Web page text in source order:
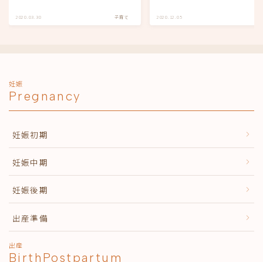
2020.03.30 子育て 2020.12.05
妊娠
Pregnancy
妊娠初期
妊娠中期
妊娠後期
出産準備
出産
BirthPostpartum